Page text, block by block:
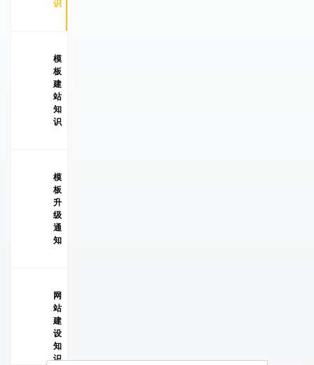
识
模
板
建
站
知
识
模
板
升
级
通
知
网
站
建
设
知
识